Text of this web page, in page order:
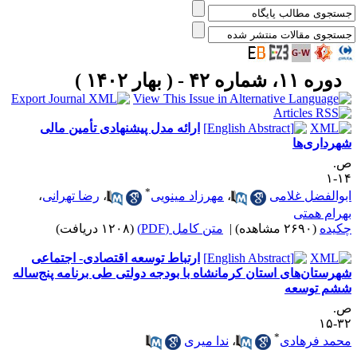
دوره ۱۱، شماره ۴۲ - ( بهار ۱۴۰۲ )
ارائه مدل پیشنهادی تأمین مالی
۱
غلامی
،مهرزاد مینویی ،رضا تهرانی،
همتی
(۲۶۹۰ مشاهده) | متن کامل (PDF) (۱۲۰۸ دریافت)
ارتباط توسعه اقتصادی- اجتماعی
استان کرمانشاه با بودجه دولتی طی برنامه پنج‌ساله
توسعه
۱۵
فرهادی
،ندا میری